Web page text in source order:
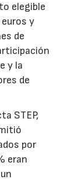
elegible
y
de
y la
de
STEP,
por
eran